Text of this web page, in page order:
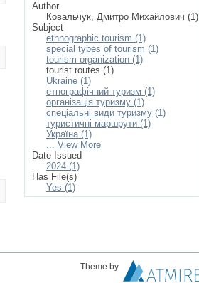
Author
Ковальчук, Дмитро Михайлович (1)
Subject
ethnographic tourism (1)
special types of tourism (1)
tourism organization (1)
tourist routes (1)
Ukraine (1)
етнографічний туризм (1)
організація туризму (1)
спеціальні види туризму (1)
туристичні маршрути (1)
Україна (1)
... View More
Date Issued
2024 (1)
Has File(s)
Yes (1)
Theme by